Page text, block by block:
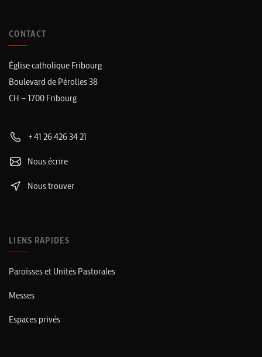
CONTACT
Église catholique Fribourg
Boulevard de Pérolles 38
CH – 1700 Fribourg
+41 26 426 34 21
Nous écrire
Nous trouver
LIENS RAPIDES
Paroisses et Unités Pastorales
Messes
Espaces privés